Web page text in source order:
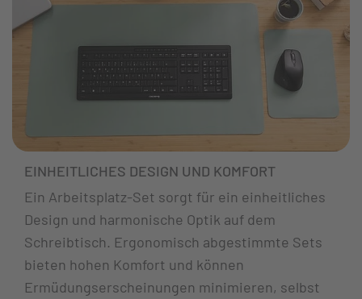
EINHEITLICHES DESIGN UND KOMFORT
Ein Arbeitsplatz-Set sorgt für ein einheitliches
Design und harmonische Optik auf dem
Schreibtisch. Ergonomisch abgestimmte Sets
bieten hohen Komfort und können
Ermüdungserscheinungen minimieren, selbst